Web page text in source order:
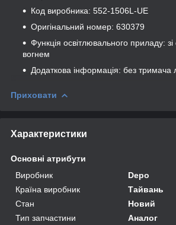
Код виробника: 552-1506L-UE
Оригінальний номер: 630379
Функція освітлювального приладу:
вогнем
Додаткова інформація: без тримача
Приховати
Характеристики
Основні атрибути
Виробник
Depo
Країна виробник
Тайвань
Стан
Новий
Тип запчастини
Аналог